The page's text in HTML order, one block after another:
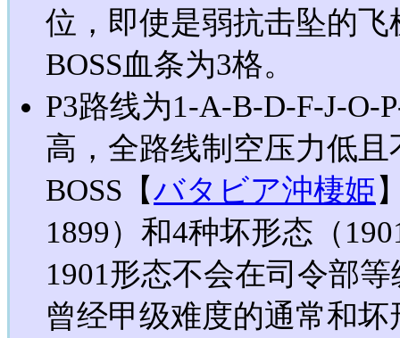
位，即使是弱抗击坠的
BOSS血条为3格。
P3路线为1-A-B-D-F-J-O-
高，全路线制空压力低
BOSS【バタビア沖棲姫
1899）和4种坏形态（
1901形态不会在司令部
曾经甲级难度的通常和